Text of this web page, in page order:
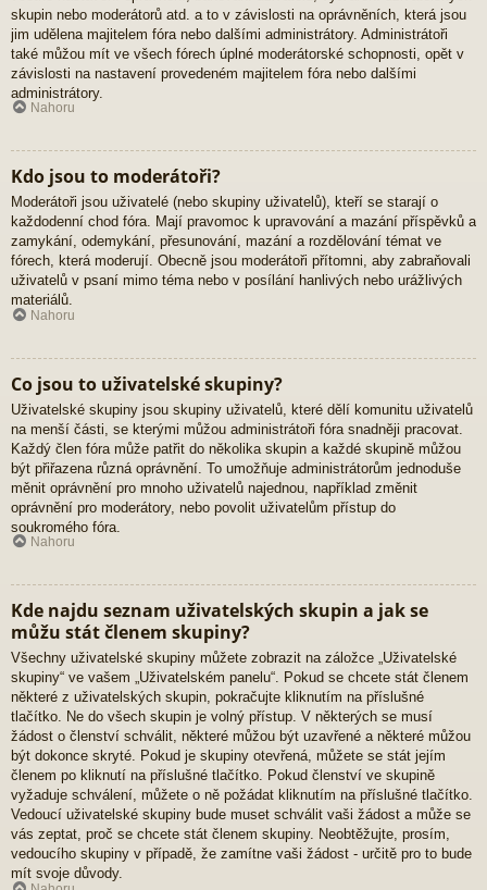
skupin nebo moderátorů atd. a to v závislosti na oprávněních, která jsou
jim udělena majitelem fóra nebo dalšími administrátory. Administrátoři
také můžou mít ve všech fórech úplné moderátorské schopnosti, opět v
závislosti na nastavení provedeném majitelem fóra nebo dalšími
administrátory.
Nahoru
Kdo jsou to moderátoři?
Moderátoři jsou uživatelé (nebo skupiny uživatelů), kteří se starají o
každodenní chod fóra. Mají pravomoc k upravování a mazání příspěvků a
zamykání, odemykání, přesunování, mazání a rozdělování témat ve
fórech, která moderují. Obecně jsou moderátoři přítomni, aby zabraňovali
uživatelů v psaní mimo téma nebo v posílání hanlivých nebo urážlivých
materiálů.
Nahoru
Co jsou to uživatelské skupiny?
Uživatelské skupiny jsou skupiny uživatelů, které dělí komunitu uživatelů
na menší části, se kterými můžou administrátoři fóra snadněji pracovat.
Každý člen fóra může patřit do několika skupin a každé skupině můžou
být přiřazena různá oprávnění. To umožňuje administrátorům jednoduše
měnit oprávnění pro mnoho uživatelů najednou, například změnit
oprávnění pro moderátory, nebo povolit uživatelům přístup do
soukromého fóra.
Nahoru
Kde najdu seznam uživatelských skupin a jak se
můžu stát členem skupiny?
Všechny uživatelské skupiny můžete zobrazit na záložce „Uživatelské
skupiny“ ve vašem „Uživatelském panelu“. Pokud se chcete stát členem
některé z uživatelských skupin, pokračujte kliknutím na příslušné
tlačítko. Ne do všech skupin je volný přístup. V některých se musí
žádost o členství schválit, některé můžou být uzavřené a některé můžou
být dokonce skryté. Pokud je skupiny otevřená, můžete se stát jejím
členem po kliknutí na příslušné tlačítko. Pokud členství ve skupině
vyžaduje schválení, můžete o ně požádat kliknutím na příslušné tlačítko.
Vedoucí uživatelské skupiny bude muset schválit vaši žádost a může se
vás zeptat, proč se chcete stát členem skupiny. Neobtěžujte, prosím,
vedoucího skupiny v případě, že zamítne vaši žádost - určitě pro to bude
mít svoje důvody.